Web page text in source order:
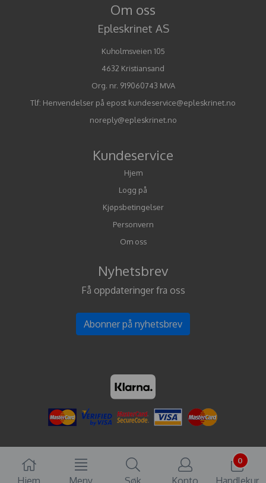
Hjem Meny Søk Konto
0
Handlekur
Om oss
Epleskrinet AS
Kuholmsveien 105
4632 Kristiansand
Org. nr. 919060743 MVA
Tlf: Henvendelser på epost kundeservice@epleskrinet.no
noreply@epleskrinet.no
Kundeservice
Hjem
Logg på
Kjøpsbetingelser
Personvern
Om oss
Nyhetsbrev
Få oppdateringer fra oss
Abonner på nyhetsbrev